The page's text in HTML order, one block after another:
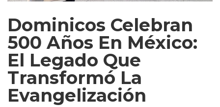
Dominicos Celebran
500 Años En México:
El Legado Que
Transformó La
Evangelización